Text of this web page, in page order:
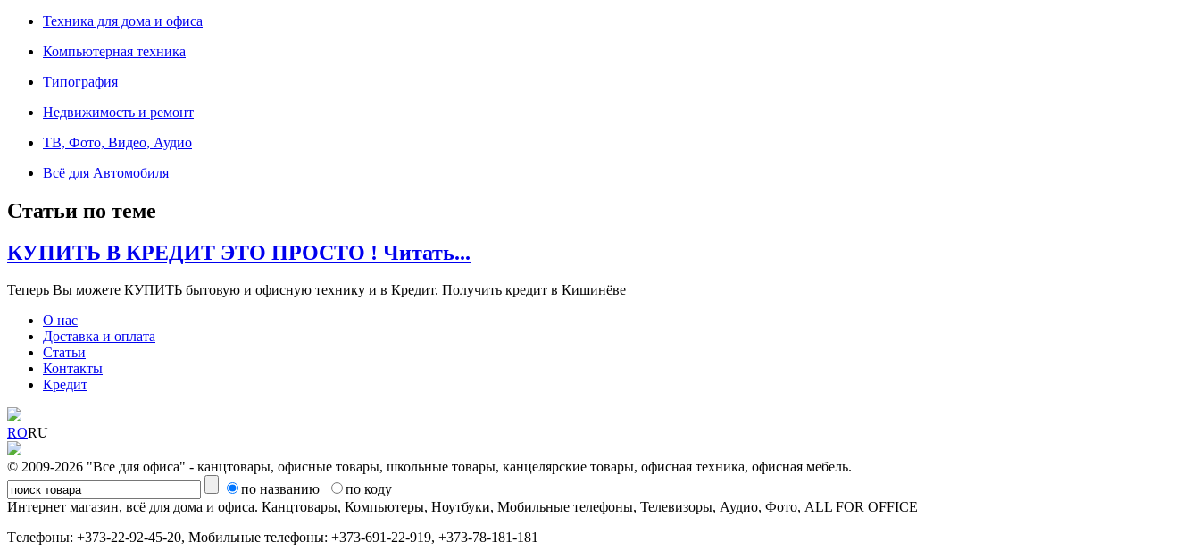
Техника для дома и офиса
Компьютерная техника
Типография
Недвижимость и ремонт
ТВ, Фото, Видео, Аудио
Всё для Автомобиля
Статьи по теме
КУПИТЬ В КРЕДИТ ЭТО ПРОСТО ! Читать...
Теперь Вы можете КУПИТЬ бытовую и офисную технику и в Кредит. Получить кредит в Кишинёве
О нас
Доставка и оплата
Статьи
Контакты
Кредит
RORU
© 2009-2026 "Все для офиса" - канцтовары, офисные товары, школьные товары, канцелярские товары, офисная техника, офисная мебель.
по названию
по коду
Интернет магазин, всё для дома и офиса. Канцтовары, Компьютеры, Ноутбуки, Мобильные телефоны, Телевизоры, Аудио, Фото, ALL FOR OFFICE
Tелефоны: +373-22-92-45-20, Мобильные телефоны: +373-691-22-919, +373-78-181-181